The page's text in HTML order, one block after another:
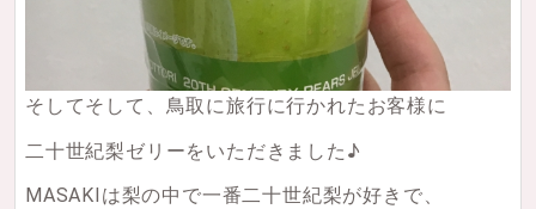
そしてそして、鳥取に旅行に行かれたお客様に
二十世紀梨ゼリーをいただきました♪
MASAKIは梨の中で一番二十世紀梨が好きで、